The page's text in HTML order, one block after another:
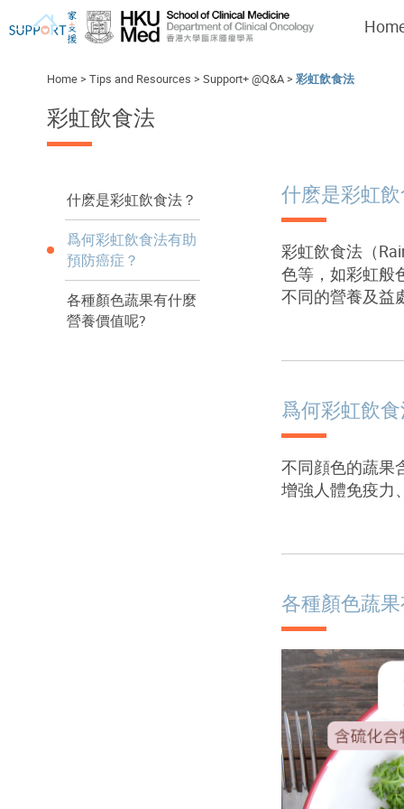
Home> Tips and Resources > Support+ @Q&A> 彩虹飲食法
彩虹飲食法
什麽是彩虹飲食法？
爲何彩虹飲食法有助
預防癌症？
各種顏色蔬果有什麼
營養價值呢?
什麽是彩虹
彩虹飲食法（
色等，如彩虹般
不同的營養及益
爲何彩虹飲
不同顔色的蔬果
增強人體免疫力
各種顏色蔬